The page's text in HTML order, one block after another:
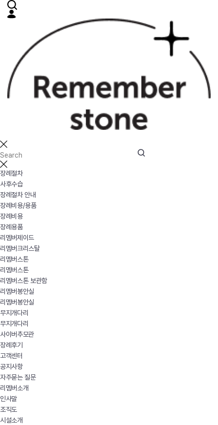
장례절차
사후수습
장례절차 안내
장례비용/용품
장례비용
장례용품
리멤버제이드
리멤버크리스탈
리멤버스톤
리멤버스톤
리멤버스톤 보관함
리멤버봉안실
리멤버봉안실
무지개다리
무지개다리
사이버추모관
장례후기
고객센터
공지사항
자주묻는 질문
리멤버소개
인사말
조직도
시설소개